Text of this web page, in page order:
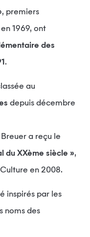
, premiers
1969, ont
des
.
au
depuis décembre
a reçu le
du XXème siècle »,
en 2008.
noms des